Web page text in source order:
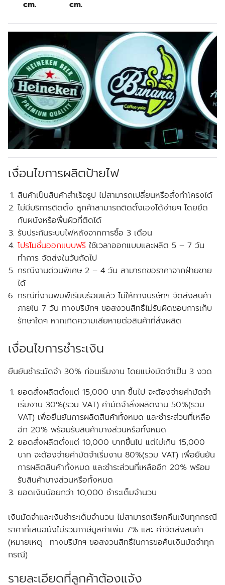
cm.
cm.
เงื่อนไขการผลิตป้ายไฟ
สินค้าเป็นสินค้าสำเร็จรูป ไม่สามารถเปลี่ยนหรือสั่งทำโครงได้
ไม่มีบริการติดตั้ง ลูกค้าสามารถติดตั้งเองได้ง่ายๆ โดยยึด
กับผนังหรือพื้นผิวที่ติดได้
รับประกันระบบไฟหลังจากการซื้อ 3 เดือน
โปรโมชั่นออกแบบฟรี ใช้เวลาออกแบบและผลิต 5 – 7 วัน
ทำการ จัดส่งในวันถัดไป
กรณีงานด่วนพิเศษ 2 – 4 วัน สามารถขอราคาจากฝ่ายขาย
ได้
กรณีที่งานพิมพ์เรียบร้อยแล้ว ไม่ให้ทางบริษัทฯ จัดส่งสินค้า
ภายใน 7 วัน ทางบริษัทฯ ขอสงวนสิทธิ์ไม่รับผิดชอบการเก็บ
รักษาใดๆ หากเกิดความเสียหายต่อสินค้าที่สั่งผลิต
เงื่อนไขการชำระเงิน
ยืนยันชำระมัดจำ 30% ก่อนเริ่มงาน โดยแบ่งมัดจำเป็น 3 งวด
ยอดสั่งผลิตตั่งแต่ 15,000 บาท ขึ้นไป จะต้องจ่ายค่ามัดจำ
เริ่มงาน 30%(รวม VAT) ค่ามัดจำสั่งผลิตงาน 50%(รวม
VAT) เพื่อยืนยันการผลิตสินค้าทั้งหมด และชำระส่วนที่เหลือ
อีก 20% พร้อมรับสินค้าบางส่วนหรือทั้งหมด
ยอดสั่งผลิตตั่งแต่ 10,000 บาทขึ้นไป แต่ไม่เกิน 15,000
บาท จะต้องจ่ายค่ามัดจำเริ่มงาน 80%(รวม VAT) เพื่อยืนยัน
การผลิตสินค้าทั้งหมด และชำระส่วนที่เหลืออีก 20% พร้อม
รับสินค้าบางส่วนหรือทั้งหมด
ยอดเงินน้อยกว่า 10,000 ชำระเต็มจำนวน
เงินมัดจำและเงินชำระเต็มจำนวน ไม่สามารถเรียกคืนเงินทุกกรณี
ราคาที่เสนอยังไม่รวมภาษีมูลค่าเพิ่ม 7% และ ค่าจัดส่งสินค้า
(หมายเหตุ : ทางบริษัทฯ ขอสงวนสิทธิ์ในการขอคืนเงินมัดจำทุก
กรณี)
รายละเอียดที่ลูกค้าต้องแจ้ง